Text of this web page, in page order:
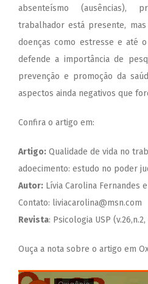
absenteísmo (ausências),
trabalhador está presente, mas
doenças como estresse e até o
defende a importância de
prevenção e promoção da
aspectos ainda negativos que
Confira o artigo em:
Artigo: Qualidade de vida no
adoecimento: estudo no poder
Autor: Lívia Carolina Fernandes
Contato: liviacarolina@msn.com
Revista: Psicologia USP
Ouça a nota sobre o artigo em